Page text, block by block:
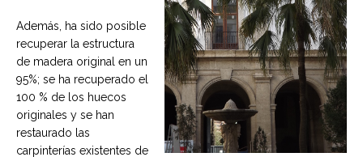
Además, ha sido posible
recuperar la estructura
de madera original en un
95%; se ha recuperado el
100 % de los huecos
originales y se han
restaurado las
carpinterías existentes de